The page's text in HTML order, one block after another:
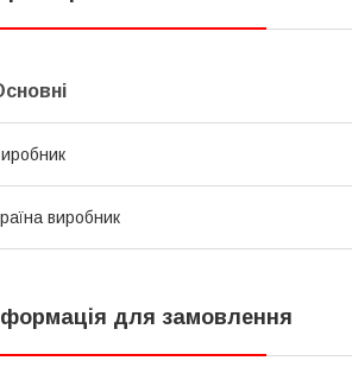
виробник
для замовлення